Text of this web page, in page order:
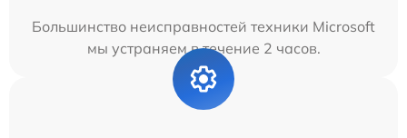
Большинство неисправностей техники Microsoft
мы устраняем в течение 2 часов.